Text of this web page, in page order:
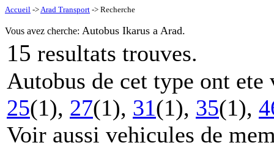
Accueil ->Arad Transport -> Recherche
Vous avez cherche: Autobus Ikarus a Arad.
15 resultats trouves.
Autobus de cet type ont
25(1), 27(1), 31(1), 35(1),
Voir aussi vehicules de